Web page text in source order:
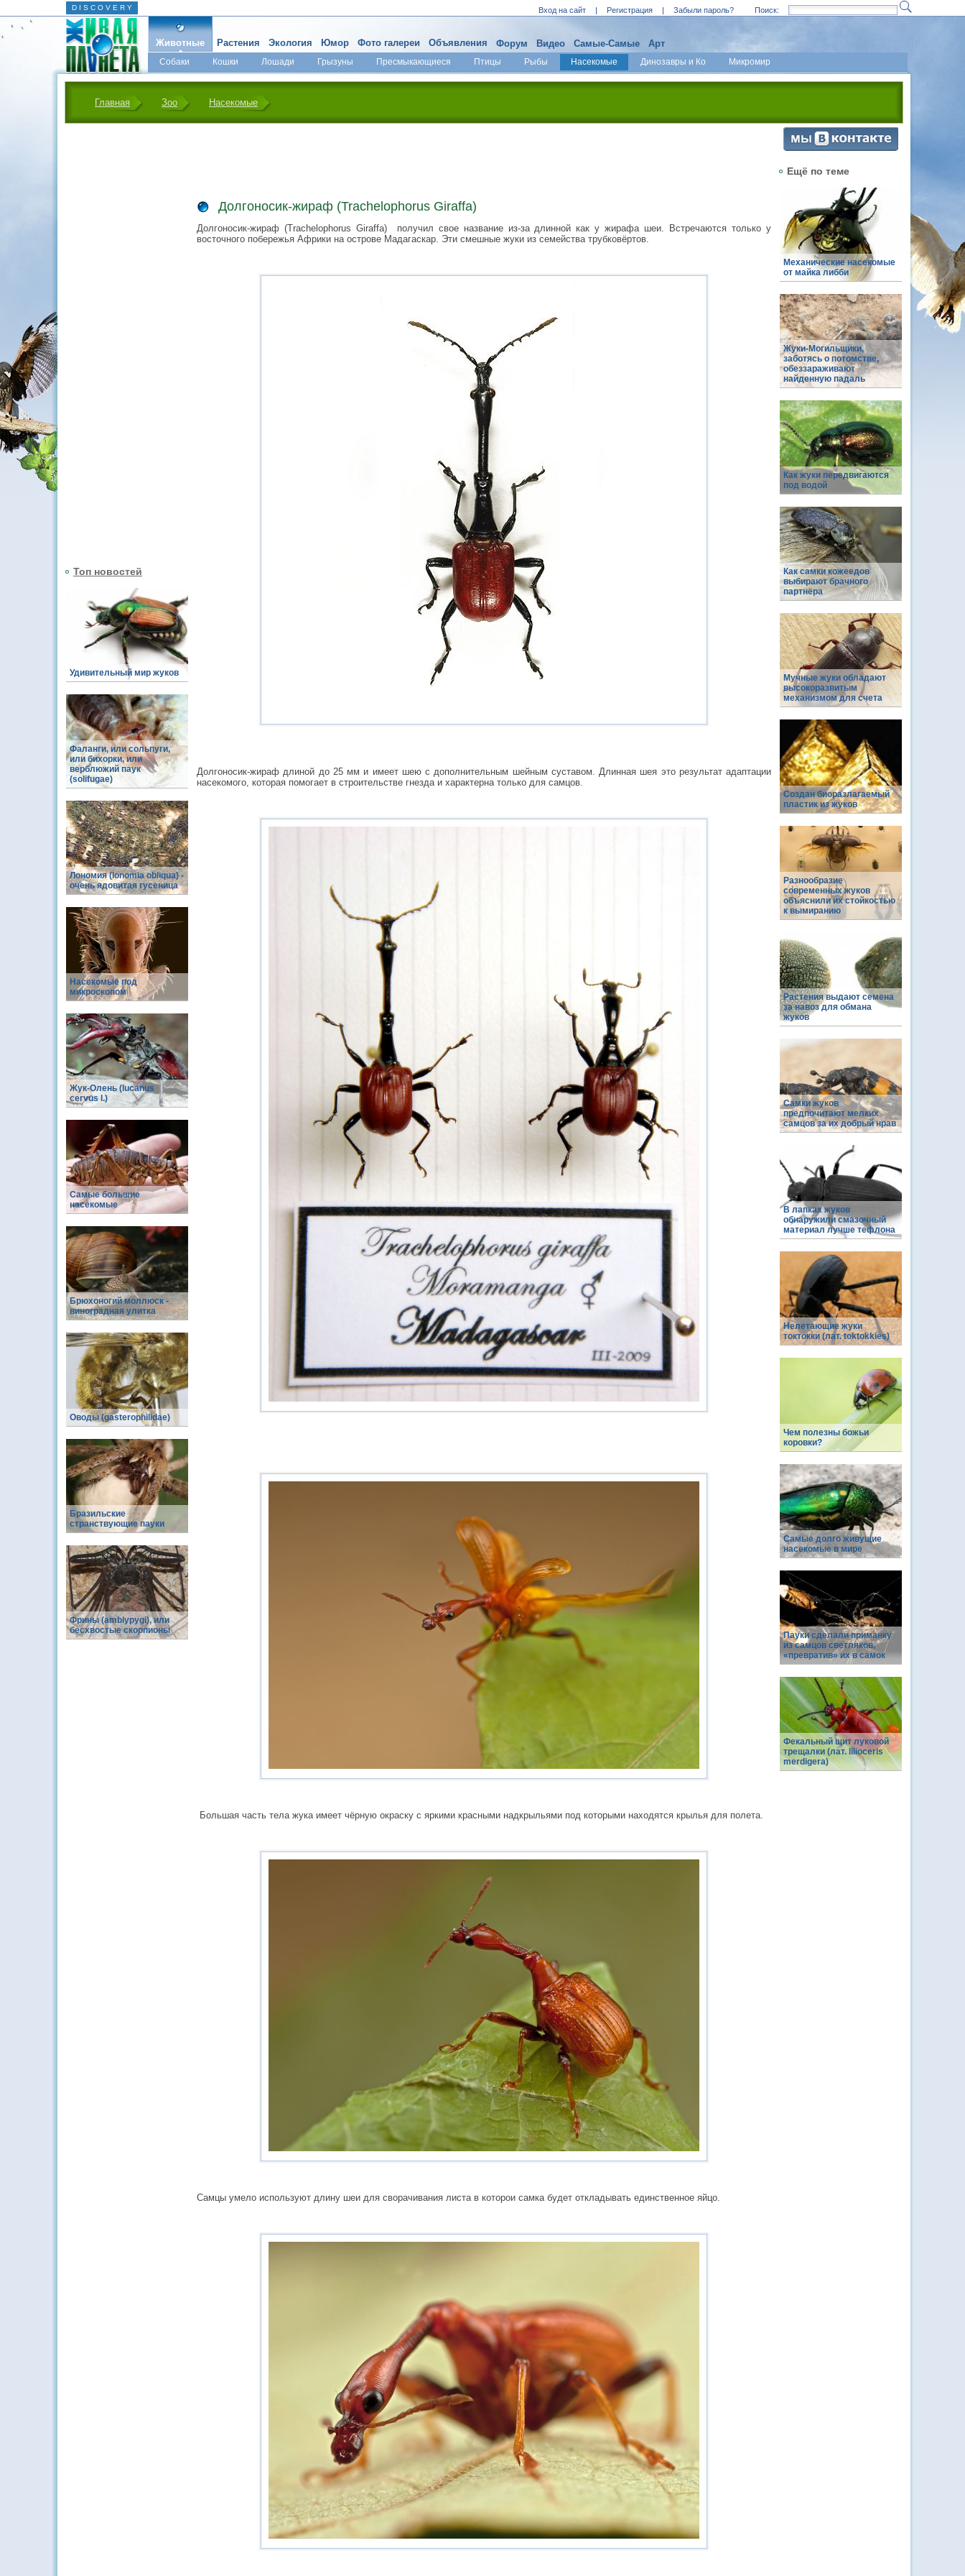
D I S C O V E R Y Вход на сайт | Регистрация | Забыли пароль? Поиск:
Животные
Собаки Кошки Лошади Грызуны Пресмыкающиеся Птицы Рыбы Насекомые Динозавры и Ко Микромир
Растения Экология Юмор Фото галереи Объявления Форум Видео Самые-Самые Арт
Главная Зоо Насекомые
Топ новостей
Удивительный мир жуков
Фаланги, или сольпуги,
или бихорки, или
верблюжий паук
(solifugae)
Лономия (lonomia obliqua) -
очень ядовитая гусеница
Насекомые под
микроскопом
Жук-Олень (lucanus
cervus l.)
Самые большие
насекомые
Брюхоногий моллюск -
виноградная улитка
Оводы (gasterophilidae)
Бразильские
странствующие пауки
Фрины (amblypygi), или
бесхвостые скорпионы
Долгоносик-жираф (Trachelophorus Giraffa)
Долгоносик-жираф (Trachelophorus Giraffa) получил свое название из-за длинной как у жирафа шеи. Встречаются только у
восточного побережья Африки на острове Мадагаскар. Эти смешные жуки из семейства трубковёртов.
Долгоносик-жираф длиной до 25 мм и имеет шею с дополнительным шейным суставом. Длинная шея это результат адаптации
насекомого, которая помогает в строительстве гнезда и характерна только для самцов.
Большая часть тела жука имеет чёрную окраску с яркими красными надкрыльями под которыми находятся крылья для полета.
Самцы умело используют длину шеи для сворачивания листа в которои самка будет откладывать единственное яйцо.
Ещё по теме
Механические насекомые
от майка либби
Жуки-Могильщики,
заботясь о потомстве,
обеззараживают
найденную падаль
Как жуки передвигаются
под водой
Как самки кожеедов
выбирают брачного
партнёра
Мучные жуки обладают
высокоразвитым
механизмом для счета
Создан биоразлагаемый
пластик из жуков
Разнообразие
современных жуков
объяснили их стойкостью
к вымиранию
Растения выдают семена
за навоз для обмана
жуков
Самки жуков
предпочитают мелких
самцов за их добрый нрав
В лапках жуков
обнаружили смазочный
материал лучше тефлона
Нелетающие жуки
токтокки (лат. toktokkies)
Чем полезны божьи
коровки?
Самые долго живущие
насекомые в мире
Пауки сделали приманку
из самцов светляков,
«превратив» их в самок
Фекальный щит луковой
трещалки (лат. lilioceris
merdigera)